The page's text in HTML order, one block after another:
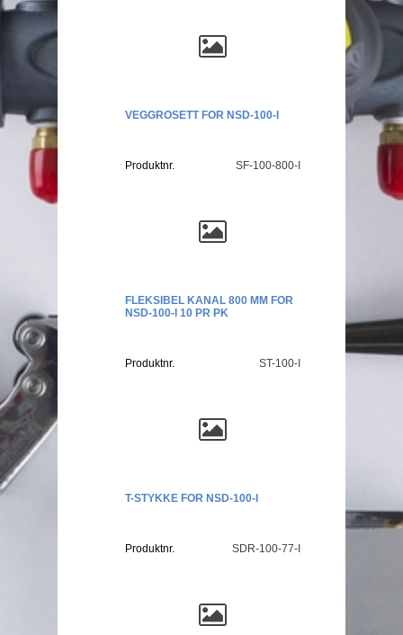
VEGGROSETT FOR NSD-100-I
Produktnr. SF-100-800-I
FLEKSIBEL KANAL 800 MM FOR
NSD-100-I 10 PR PK
Produktnr. ST-100-I
T-STYKKE FOR NSD-100-I
Produktnr. SDR-100-77-I